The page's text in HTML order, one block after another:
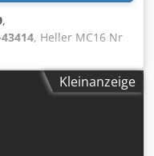
,
, Heller MC16 Nr
1/Min. 45-16000
Z 630
Anzahl
mm 70/150(bei
Sscija Werkzeuglänge
Kleinanzeige